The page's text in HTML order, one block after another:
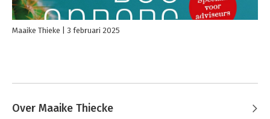
Maaike Thieke 3 februari 2025
Over Maaike Thiecke